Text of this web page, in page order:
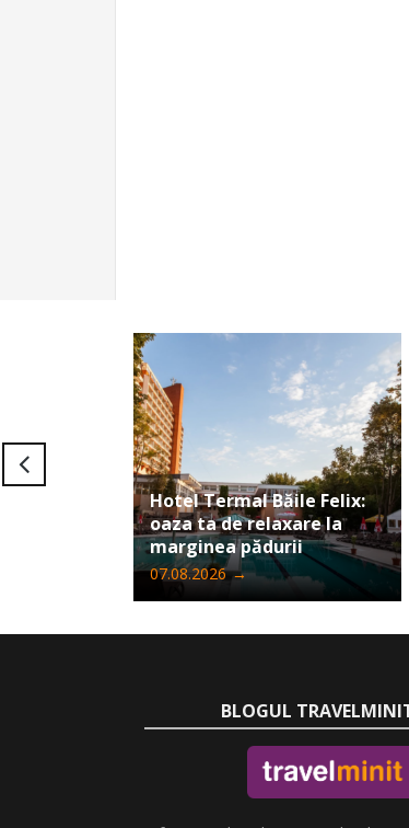
Hotel Termal Băile Felix:
oaza ta de relaxare la
marginea pădurii
07.08.2026 →
BLOGUL